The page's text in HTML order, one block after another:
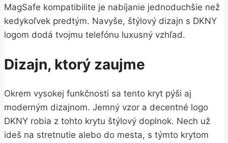
MagSafe kompatibilite je nabíjanie jednoduchšie než
kedykoľvek predtým. Navyše, štýlový dizajn s DKNY
logom dodá tvojmu telefónu luxusný vzhľad.
Dizajn, ktorý zaujme
Okrem vysokej funkčnosti sa tento kryt pýši aj
moderným dizajnom. Jemný vzor a decentné logo
DKNY robia z tohto krytu štýlový doplnok. Nech už
ideš na stretnutie alebo do mesta, s týmto krytom